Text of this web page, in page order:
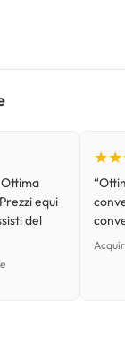
equi
del